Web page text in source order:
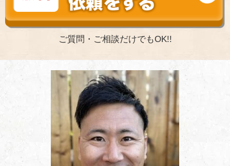
ご質問・ご相談だけでもOK!!